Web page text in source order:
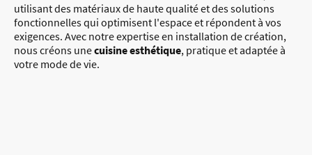
utilisant des matériaux de haute qualité et des solutions
fonctionnelles qui optimisent l'espace et répondent à vos
exigences. Avec notre expertise en installation de création,
nous créons unecuisine esthétique, pratique et adaptée à
votre mode de vie.